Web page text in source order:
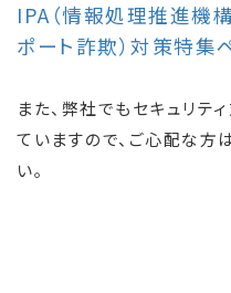
IPA（情報処理推進機
ポート詐欺）対策特集
また、弊社でもセキュリテ
ていますので、ご心配な方
い。